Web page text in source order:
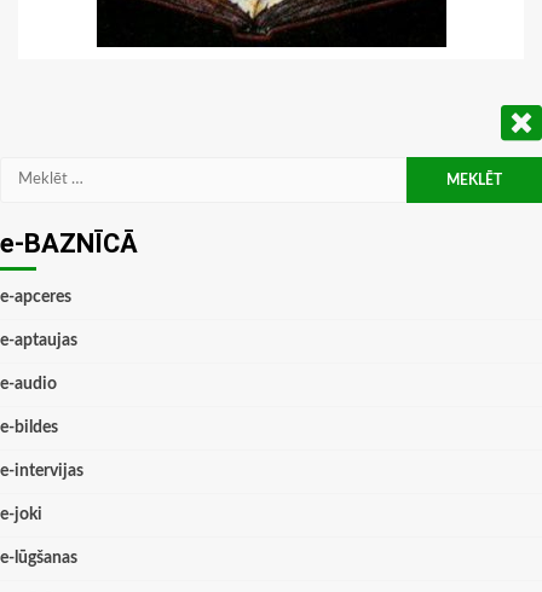
Meklēt:
e-BAZNĪCĀ
e-apceres
e-aptaujas
e-audio
e-bildes
e-intervijas
e-joki
e-lūgšanas